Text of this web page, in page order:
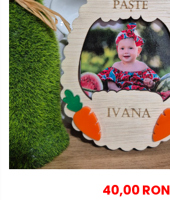
Globuri personalizate
Decoratiuni Craciun
Pachete cadou Craciun
Paste
Decoratiuni Paste
Valentines Day
Cadouri indragostiti
1-8 Martie
Scoala/Absolvire
40,00 RON